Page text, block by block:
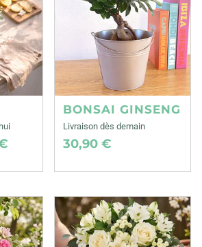
BONSAI GINSENG
Livraison dès demain
30,90 €